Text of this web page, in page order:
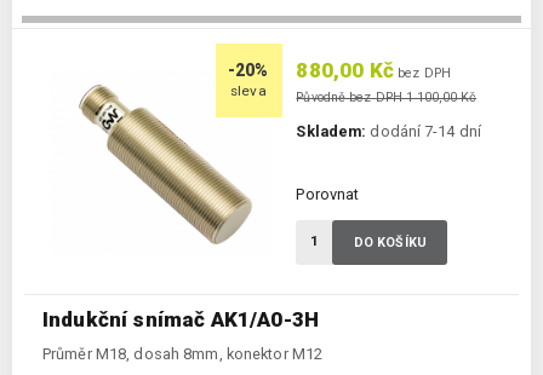
-20%
sleva
Indukční snímač AK1/A0-3H
Průměr M18, dosah 8mm, konektor M12
880,00 Kč bez DPH
Původně bez DPH 1 100,00 Kč
Skladem: dodání 7-14 dní
Porovnat
DO KOŠÍKU